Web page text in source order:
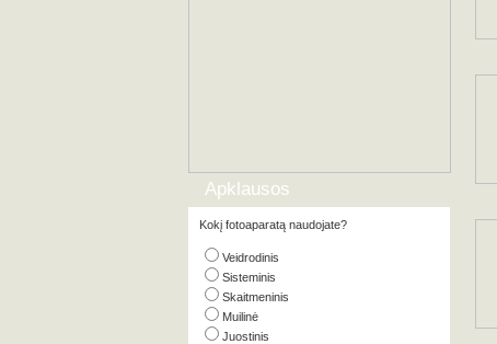
Apklausos
Kokį fotoaparatą naudojate?
Veidrodinis
Sisteminis
Skaitmeninis
Muilinė
Juostinis